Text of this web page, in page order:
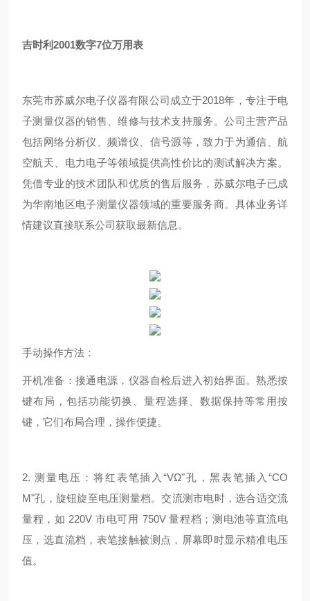
吉时利2001数字7位万用表
东莞市苏威尔电子仪器有限公司成立于2018年，专注于电
子测量仪器的销售、维修与技术支持服务。公司主营产品
包括网络分析仪、频谱仪、信号源等，致力于为通信、航
空航天、电力电子等领域提供高性价比的测试解决方案。
凭借专业的技术团队和优质的售后服务，苏威尔电子已成
为华南地区电子测量仪器领域的重要服务商。具体业务详
情建议直接联系公司获取最新信息。
手动操作方法：
开机准备：接通电源，仪器自检后进入初始界面。熟悉按
键布局，包括功能切换、量程选择、数据保持等常用按
键，它们布局合理，操作便捷。
2. 测量电压：将红表笔插入“VΩ"孔，黑表笔插入“CO
M"孔，旋钮旋至电压测量档。交流测市电时，选合适交流
量程，如 220V 市电可用 750V 量程档；测电池等直流电
压，选直流档，表笔接触被测点，屏幕即时显示精准电压
值。